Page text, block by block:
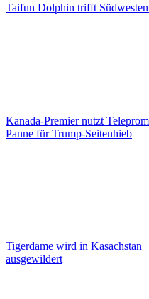
Taifun Dolphin trifft Südwesten
Kanada-Premier nutzt
Panne für Trump-Seitenhieb
Tigerdame wird in Kasachstan
ausgewildert